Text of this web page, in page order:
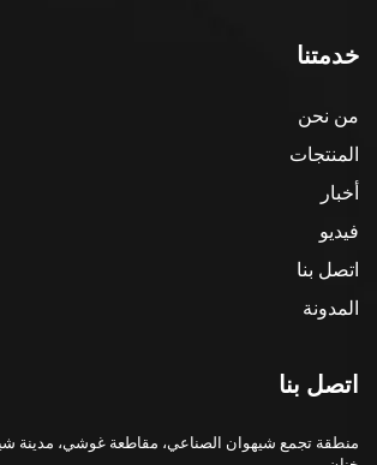
خدمتنا
من نحن
المنتجات
أخبار
فيديو
اتصل بنا
المدونة
اتصل بنا
منطقة تجمع شيهوان الصناعي، مقاطعة غوشي، مدينة